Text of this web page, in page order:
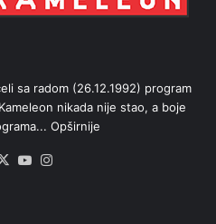
sa radom (26.12.1992) program
nikada nije stao, a boje
Opširnije
X YouTube